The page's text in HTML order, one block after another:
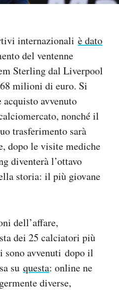
internazionali è dato
del ventenne
Sterling dal Liverpool
milioni di euro. Si
avvenuto
nonché il
trasferimento sarà
dopo le visite mediche
diventerà l’ottavo
storia: il più giovane
dell’affare,
dei 25 calciatori più
sono avvenuti dopo il
su questa: online ne
diverse,